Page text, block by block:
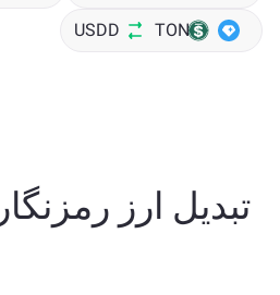
TON
USDD
تبدیل ارز